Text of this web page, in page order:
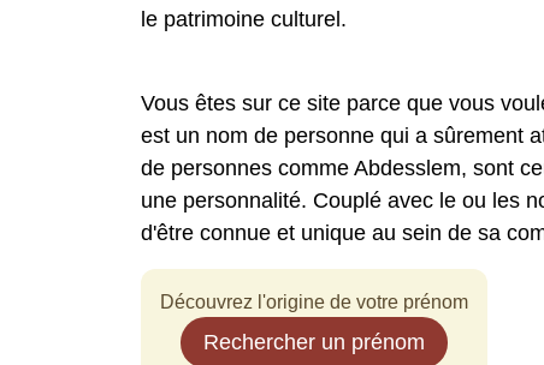
le patrimoine culturel.
Vous êtes sur ce site parce que vous
est un nom de personne qui a sûrement
de personnes comme Abdesslem, sont
une personnalité. Couplé avec le ou les
d'être connue et unique au sein de sa
Découvrez l'origine de votre prénom
Rechercher un prénom